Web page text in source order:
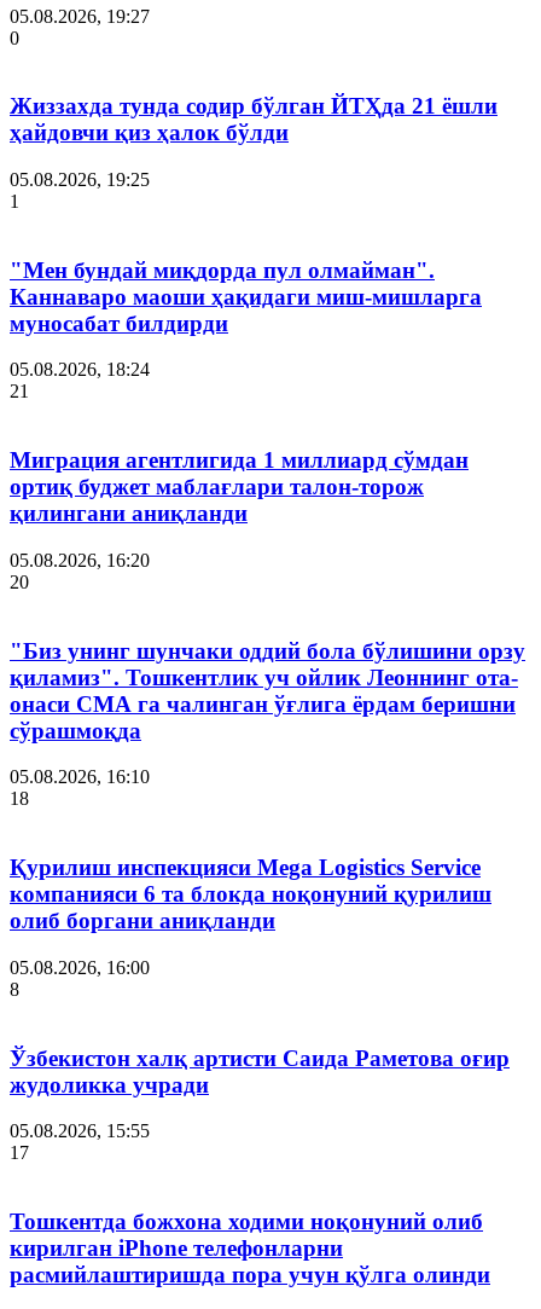
05.08.2026, 19:27
0
Жиззахда тунда содир бўлган ЙТҲда 21 ёшли
ҳайдовчи қиз ҳалок бўлди
05.08.2026, 19:25
1
"Мен бундай миқдорда пул олмайман".
Каннаваро маоши ҳақидаги миш-мишларга
муносабат билдирди
05.08.2026, 18:24
21
Миграция агентлигида 1 миллиард сўмдан
ортиқ буджет маблағлари талон-торож
қилингани аниқланди
05.08.2026, 16:20
20
"Биз унинг шунчаки оддий бола бўлишини орзу
қиламиз". Тошкентлик уч ойлик Леоннинг ота-
онаси СМА га чалинган ўғлига ёрдам беришни
сўрашмоқда
05.08.2026, 16:10
18
Қурилиш инспекцияси Мega Logistics Service
компанияси 6 та блокда ноқонуний қурилиш
олиб боргани аниқланди
05.08.2026, 16:00
8
Ўзбекистон халқ артисти Саида Раметова оғир
жудоликка учради
05.08.2026, 15:55
17
Тошкентда божхона ходими ноқонуний олиб
кирилган iPhone телефонларни
расмийлаштиришда пора учун қўлга олинди